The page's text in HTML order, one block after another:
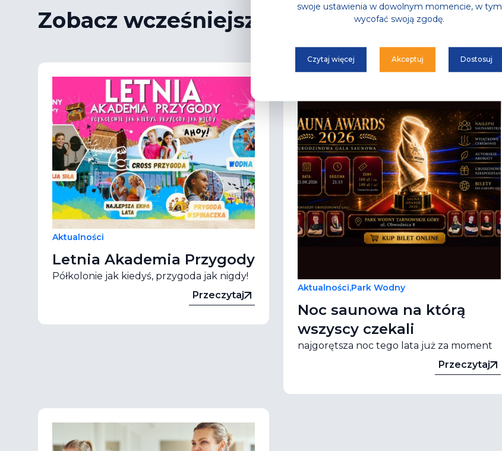
Zobacz wcześniejsze wpisy
Aktualności
Letnia Akademia Przygody
Półkolonie jak kiedyś, przygoda jak nigdy!
Przeczytaj
Aktualności,Park Wodny
Noc saunowa na którą
wszyscy czekali
najgorętsza noc tego lata już za moment
Przeczytaj
swoje ustawienia w dowolnym momencie, w tym
wycofać swoją zgodę.
Czytaj więcej Akceptuj Dostosuj